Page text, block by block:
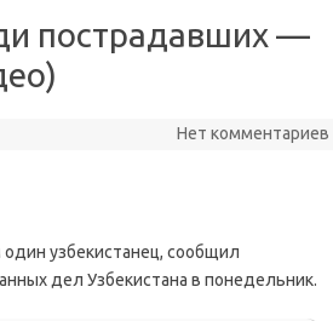
пострадавших —
Нет комментариев
узбекистанец, сообщил
дел Узбекистана в понедельник.